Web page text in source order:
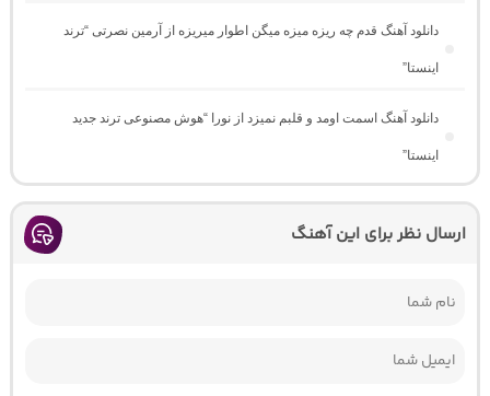
دانلود آهنگ ﻗﺪم ﭼﻪ رﻳﺰه ﻣﻴﺰه ﻣﻴﮕﻦ اﻃﻮار ﻣﻴﺮﻳﺰه از آرمین نصرتی “ترند
اینستا”
دانلود آهنگ اسمت اومد و قلبم نمیزد از نورا “هوش مصنوعی ترند جدید
اینستا”
ارسال نظر برای این آهنگ